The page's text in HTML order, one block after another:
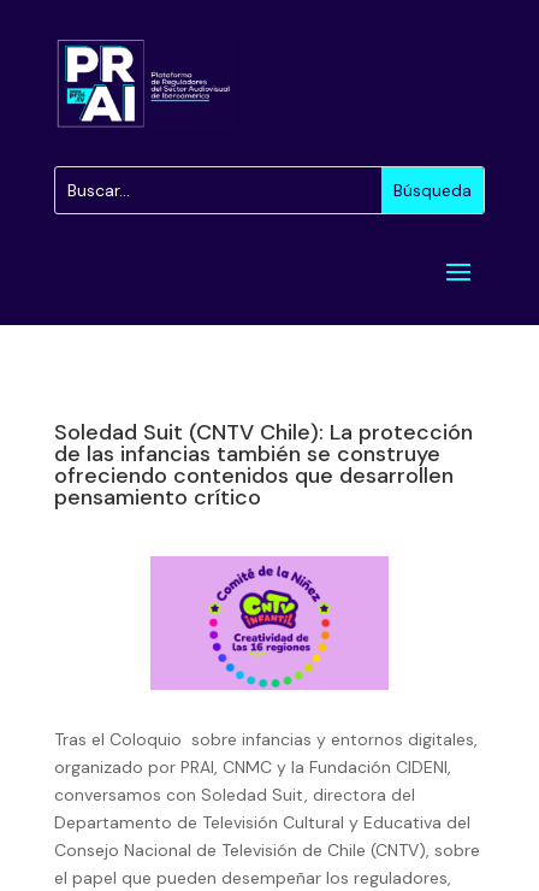
Soledad Suit (CNTV Chile): La protección
de las infancias también se construye
ofreciendo contenidos que desarrollen
pensamiento crítico
Tras el Coloquio sobre infancias y entornos digitales,
organizado por PRAI, CNMC y la Fundación CIDENI,
conversamos con Soledad Suit, directora del
Departamento de Televisión Cultural y Educativa del
Consejo Nacional de Televisión de Chile (CNTV), sobre
el papel que pueden desempeñar los reguladores,